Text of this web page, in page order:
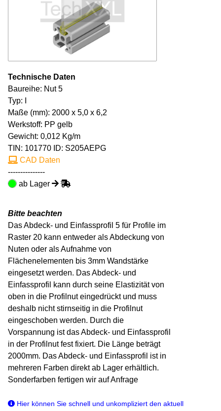
Technische Daten
Baureihe: Nut 5
Typ: I
Maße (mm): 2000 x 5,0 x 6,2
Werkstoff: PP gelb
Gewicht: 0,012 Kg/m
TIN: 101770 ID: S205AEPG
CAD Daten
---------------
ab Lager
Bitte beachten
Das Abdeck- und Einfassprofil 5 für Profile im
Raster 20 kann entweder als Abdeckung von
Nuten oder als Aufnahme von
Flächenelementen bis 3mm Wandstärke
eingesetzt werden. Das Abdeck- und
Einfassprofil kann durch seine Elastizität von
oben in die Profilnut eingedrückt und muss
deshalb nicht stirnseitig in die Profilnut
eingeschoben werden. Durch die
Vorspannung ist das Abdeck- und Einfassprofil
in der Profilnut fest fixiert. Die Länge beträgt
2000mm. Das Abdeck- und Einfassprofil ist in
mehreren Farben direkt ab Lager erhältlich.
Sonderfarben fertigen wir auf Anfrage
Hier können Sie schnell und unkompliziert den aktuell